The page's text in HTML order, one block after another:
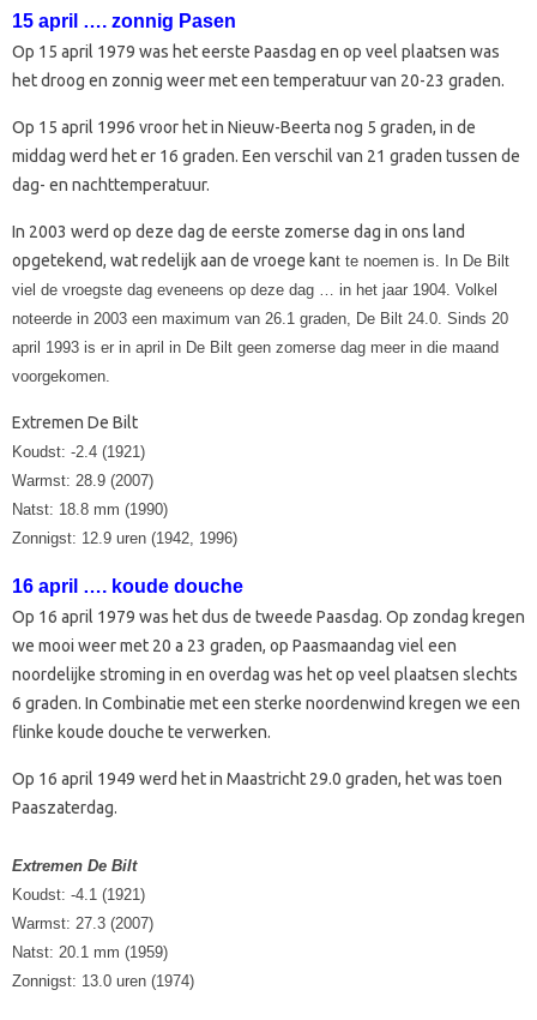
15 april …. zonnig Pasen
Op 15 april 1979 was het eerste Paasdag en op veel plaatsen was
het droog en zonnig weer met een temperatuur van 20-23 graden.
Op 15 april 1996 vroor het in Nieuw-Beerta nog 5 graden, in de
middag werd het er 16 graden. Een verschil van 21 graden tussen de
dag- en nachttemperatuur.
In 2003 werd op deze dag de eerste zomerse dag in ons land
opgetekend, wat redelijk aan de vroege kant te noemen is. In De Bilt
viel de vroegste dag eveneens op deze dag … in het jaar 1904. Volkel
noteerde in 2003 een maximum van 26.1 graden, De Bilt 24.0. Sinds 20
april 1993 is er in april in De Bilt geen zomerse dag meer in die maand
voorgekomen.
Extremen De Bilt
Koudst: -2.4 (1921)
Warmst: 28.9 (2007)
Natst: 18.8 mm (1990)
Zonnigst: 12.9 uren (1942, 1996)
16 april …. koude douche
Op 16 april 1979 was het dus de tweede Paasdag. Op zondag kregen
we mooi weer met 20 a 23 graden, op Paasmaandag viel een
noordelijke stroming in en overdag was het op veel plaatsen slechts
6 graden. In Combinatie met een sterke noordenwind kregen we een
flinke koude douche te verwerken.
Op 16 april 1949 werd het in Maastricht 29.0 graden, het was toen
Paaszaterdag.
Extremen De Bilt
Koudst: -4.1 (1921)
Warmst: 27.3 (2007)
Natst: 20.1 mm (1959)
Zonnigst: 13.0 uren (1974)